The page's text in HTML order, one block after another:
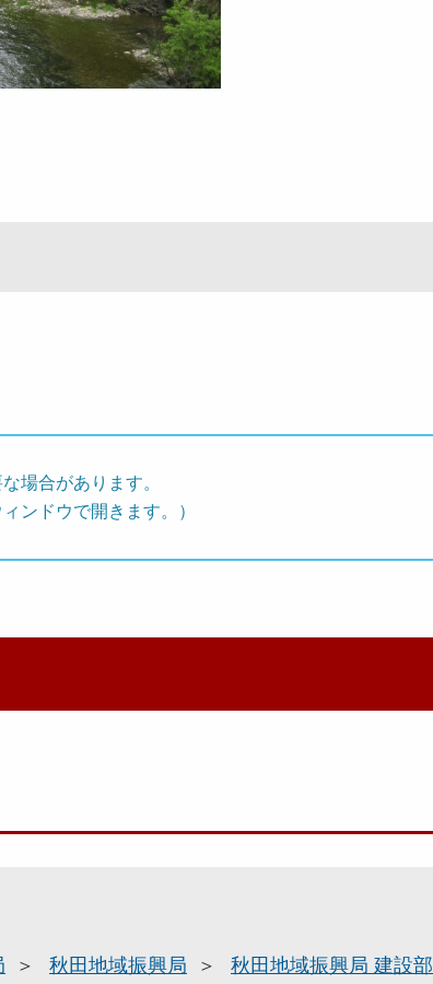
場合があります。
ィンドウで開きます。）
秋田地域振興局
秋田地域振興局 建設部